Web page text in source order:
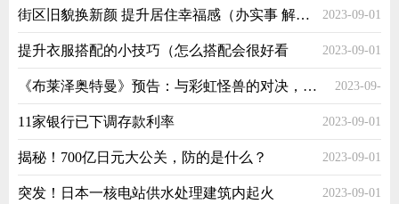
街区旧貌换新颜 提升居住幸福感（办实事 解民忧） 2023-09-01
提升衣服搭配的小技巧（怎么搭配会很好看 2023-09-01
《布莱泽奥特曼》预告：与彩虹怪兽的对决，阿斯加隆出动新装备 2023-09-
01
11家银行已下调存款利率 2023-09-01
揭秘！700亿日元大公关，防的是什么？ 2023-09-01
突发！日本一核电站供水处理建筑内起火 2023-09-01